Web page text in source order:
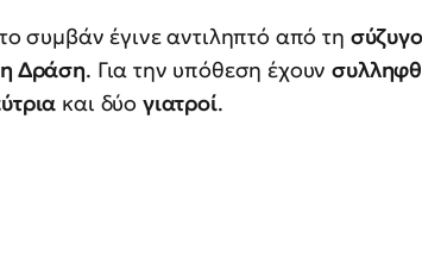
συμβάν έγινε αντιληπτό από τη
Δράση. Για την υπόθεση έχουν
και δύο γιατροί.